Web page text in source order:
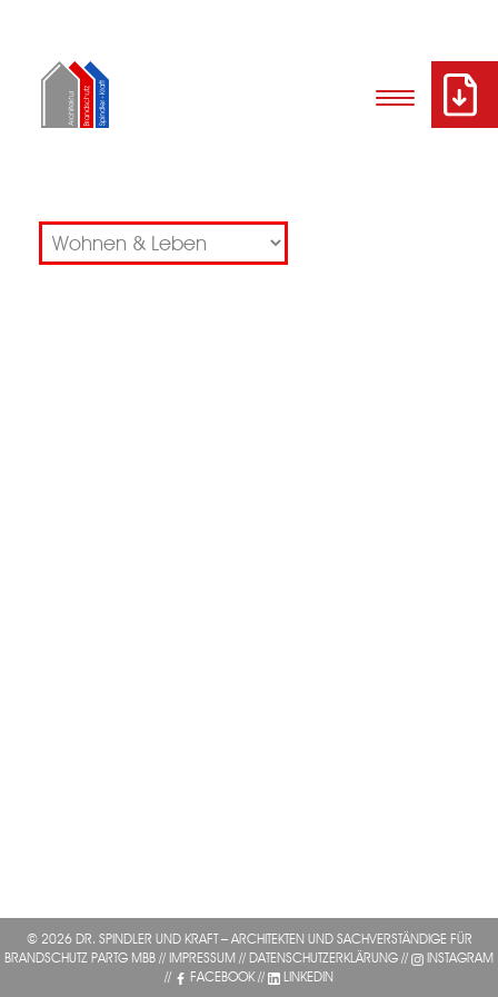
© 2026 DR. SPINDLER UND KRAFT – ARCHITEKTEN UND SACHVERSTÄNDIGE FÜR
BRANDSCHUTZ PARTG MBB // IMPRESSUM // DATENSCHUTZERKLÄRUNG //
INSTAGRAM
//
FACEBOOK // LINKEDIN